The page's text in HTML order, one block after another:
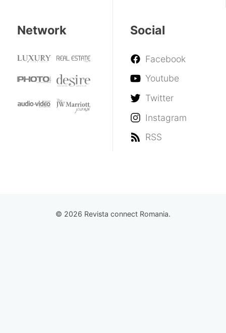
Network Social
Facebook
Youtube
Twitter
Instagram
RSS
© 2026 Revista connect Romania.